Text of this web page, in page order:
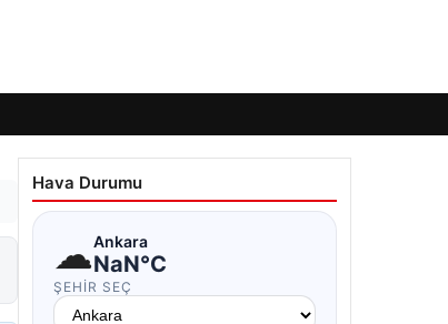
Hava Durumu
☁Ankara
NaN°C
ŞEHIR SEÇ